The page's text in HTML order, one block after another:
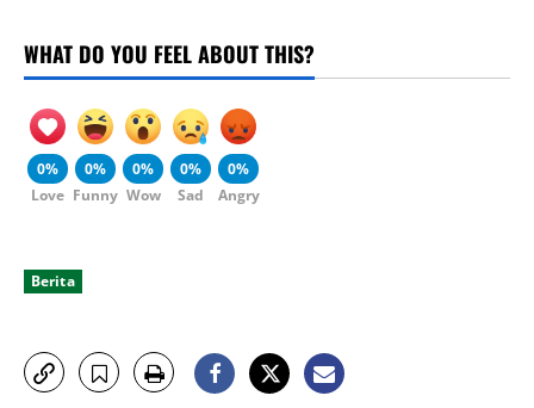
WHAT DO YOU FEEL ABOUT THIS?
0%
Love
0%
Funny
0%
Wow
0%
Sad
0%
Angry
Berita